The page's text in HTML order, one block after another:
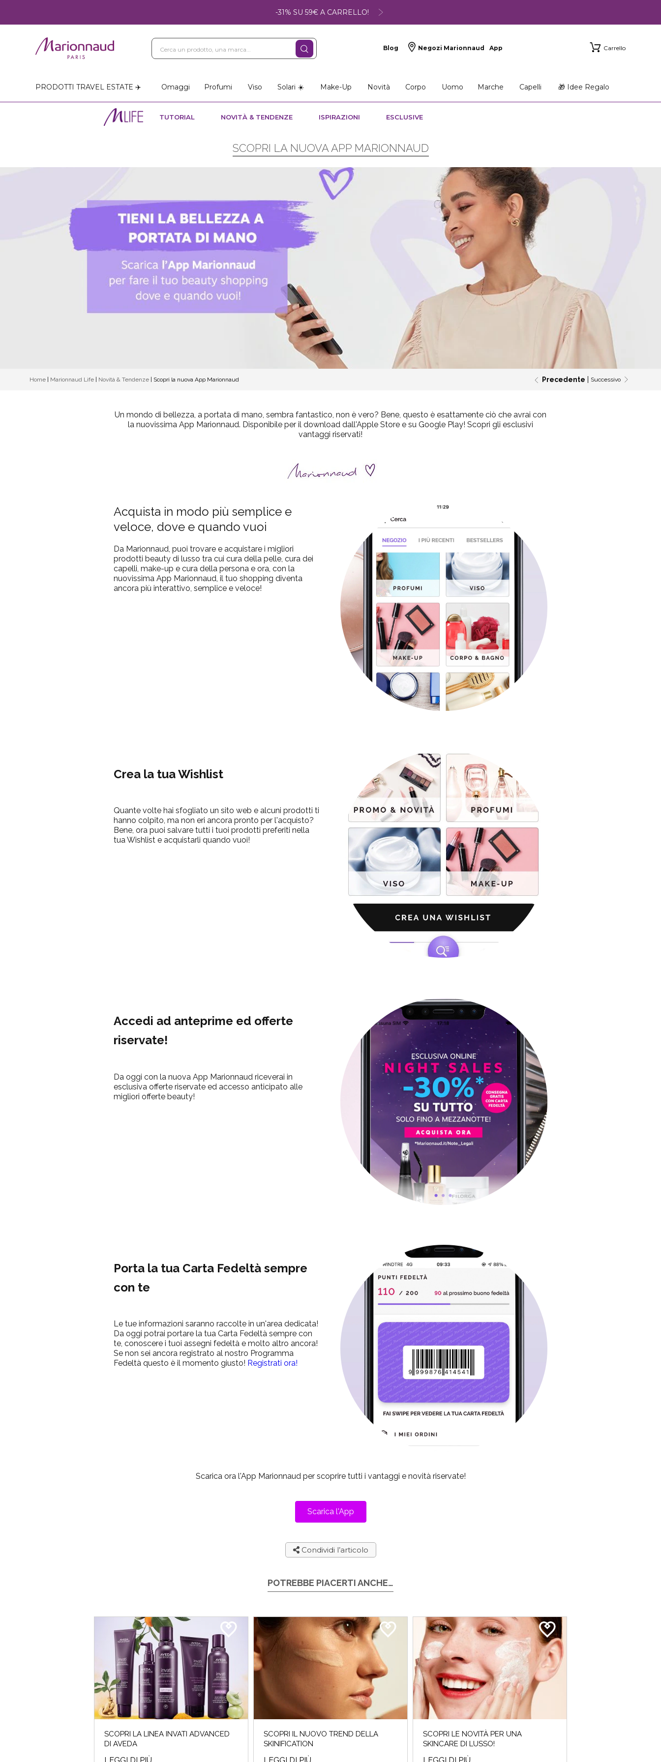
-31% SU 59€ A CARRELLO!
Blog Negozi Marionnaud App Carrello
PRODOTTI TRAVEL ESTATE ✈️ Omaggi Profumi Viso Solari ☀️ Make-Up Novità Corpo Uomo Marche Capelli 🎁 Idee Regalo
TUTORIAL NOVITÀ & TENDENZE ISPIRAZIONI ESCLUSIVE
SCOPRI LA NUOVA APP MARIONNAUD
Home Marionnaud Life Novità & Tendenze Scopri la nuova App Marionnaud Precedente Successivo
Un mondo di bellezza, a portata di mano, sembra fantastico, non è vero? Bene, questo è esattamente ciò che avrai con
la nuovissima App Marionnaud. Disponibile per il download dall'Apple Store e su Google Play! Scopri gli esclusivi
vantaggi riservati!
Acquista in modo più semplice e
veloce, dove e quando vuoi
Da Marionnaud, puoi trovare e acquistare i migliori
prodotti beauty di lusso tra cui cura della pelle, cura dei
capelli, make-up e cura della persona e ora, con la
nuovissima App Marionnaud, il tuo shopping diventa
ancora più interattivo, semplice e veloce!
Crea la tua Wishlist
Quante volte hai sfogliato un sito web e alcuni prodotti ti
hanno colpito, ma non eri ancora pronto per l'acquisto?
Bene, ora puoi salvare tutti i tuoi prodotti preferiti nella
tua Wishlist e acquistarli quando vuoi!
Accedi ad anteprime ed offerte
riservate!
Da oggi con la nuova App Marionnaud riceverai in
esclusiva offerte riservate ed accesso anticipato alle
migliori offerte beauty!
Porta la tua Carta Fedeltà sempre
con te
Le tue informazioni saranno raccolte in un'area dedicata!
Da oggi potrai portare la tua Carta Fedeltà sempre con
te, conoscere i tuoi assegni fedeltà e molto altro ancora!
Se non sei ancora registrato al nostro Programma
Fedeltà questo è il momento giusto! Registrati ora!
Scarica ora l'App Marionnaud per scoprire tutti i vantaggi e novità riservate!
Scarica l'App
Condividi l’articolo
POTREBBE PIACERTI ANCHE…
SCOPRI LA LINEA INVATI ADVANCED
DI AVEDA
SCOPRI IL NUOVO TREND DELLA
SKINIFICATION
SCOPRI LE NOVITÀ PER UNA
SKINCARE DI LUSSO!